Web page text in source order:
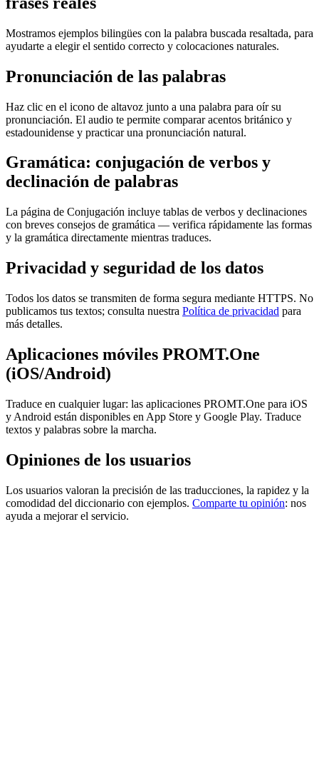
Mostramos ejemplos bilingües con la palabra buscada resaltada, para
ayudarte a elegir el sentido correcto y colocaciones naturales.
Pronunciación de las palabras
Haz clic en el icono de altavoz junto a una palabra para oír su
pronunciación. El audio te permite comparar acentos británico y
estadounidense y practicar una pronunciación natural.
Gramática: conjugación de verbos y
declinación de palabras
La página de Conjugación incluye tablas de verbos y declinaciones
con breves consejos de gramática — verifica rápidamente las formas
y la gramática directamente mientras traduces.
Privacidad y seguridad de los datos
Todos los datos se transmiten de forma segura mediante HTTPS. No
publicamos tus textos; consulta nuestra Política de privacidad para
más detalles.
Aplicaciones móviles PROMT.One
(iOS/Android)
Traduce en cualquier lugar: las aplicaciones PROMT.One para iOS
y Android están disponibles en App Store y Google Play. Traduce
textos y palabras sobre la marcha.
Opiniones de los usuarios
Los usuarios valoran la precisión de las traducciones, la rapidez y la
comodidad del diccionario con ejemplos. Comparte tu opinión: nos
ayuda a mejorar el servicio.